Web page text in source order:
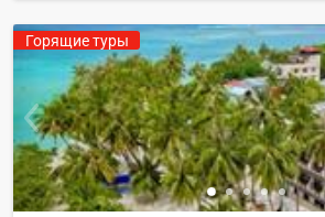
Горящие туры